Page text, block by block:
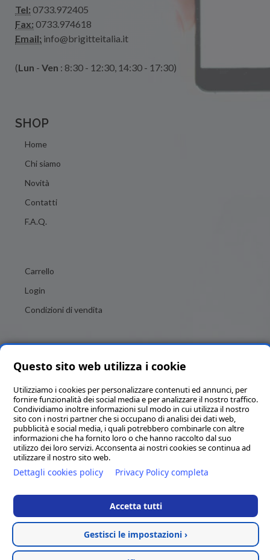
Tel: 0733.972405
Fax: 0733.974618
Email: info@brigitteitalia.it
(Lun - Ven : 8:30 - 12:30, 14:30 - 17:30)
SHOP
Home
Chi siamo
Novità
Contatti
F.A.Q.
Carrello
Login
Condizioni di vendita
Brigitte Italia SRL - Numero REA MC - 82684 - P.IVA e C.F.
00325020436 - Codice SDI KRRH6B9 - Capitale sociale in Euro
11’190,00 interamente versato - PEC brigitteitalia@pec.it
Via G. Rossini 35 - 62029 Tolentino (MC)
Tel.0733 972405-info@brigitteitalia.it
Condizioni generali di vendita
Hosted & created by
Clion SpA
CONTATTACI
Questo sito web utilizza i cookie
Utilizziamo i cookies per personalizzare contenuti ed annunci, per
fornire funzionalità dei social media e per analizzare il nostro traffico.
Condividiamo inoltre informazioni sul modo in cui utilizza il nostro
sito con i nostri partner che si occupano di analisi dei dati web,
pubblicità e social media, i quali potrebbero combinarle con altre
informazioni che ha fornito loro o che hanno raccolto dal suo
utilizzo dei loro servizi. Acconsenta ai nostri cookies se continua ad
utilizzare il nostro sito web.
Dettagli cookies policy Privacy Policy completa
Accetta tutti
Gestisci le impostazioni ›